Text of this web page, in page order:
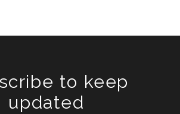
to keep
updated